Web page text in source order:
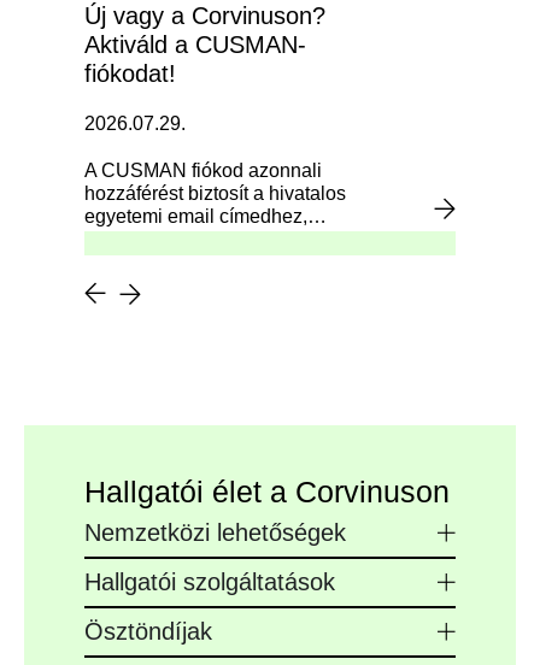
Új vagy a Corvinuson?
Aktiváld a CUSMAN-
fiókodat!
2026.07.29.
A CUSMAN fiókod azonnali
hozzáférést biztosít a hivatalos
egyetemi email címedhez,
digitális szolgáltatásaihoz a
beiratkozást követően.
Hallgatói élet a Corvinuson
Nemzetközi lehetőségek
Hallgatói szolgáltatások
Ösztöndíjak